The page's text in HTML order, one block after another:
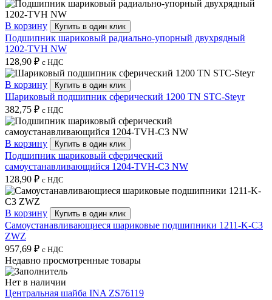
В корзину Купить в один клик
Подшипник шариковый радиально-упорный двухрядный
1202-TVH NW
128,90 ₽ с НДС
В корзину Купить в один клик
Шариковый подшипник сферический 1200 TN STC-Steyr
382,75 ₽ с НДС
В корзину Купить в один клик
Подшипник шариковый сферический
самоустанавливающийся 1204-TVH-C3 NW
128,90 ₽ с НДС
В корзину Купить в один клик
Самоустанавливающиеся шариковые подшипники 1211-K-C3
ZWZ
957,69 ₽ с НДС
Недавно просмотренные товары
Нет в наличии
Центральная шайба INA ZS76119